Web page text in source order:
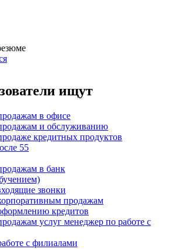
ищут
в офисе
и обслуживанию
кредитных продуктов
55
в банк
звонки
продажам
кредитов
услуг менеджер по работе с
с филиалами